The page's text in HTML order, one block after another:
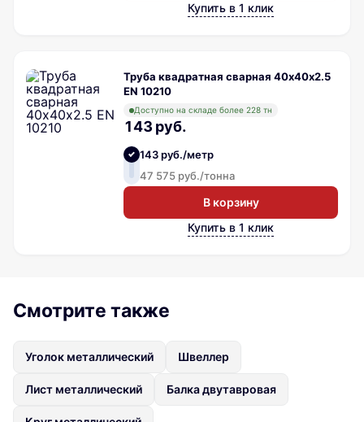
Купить в 1 клик
Труба квадратная сварная 40х40х2.5
EN 10210
Доступно на складе более 228 тн
143 руб.
143 руб./метр
47 575 руб./тонна
В корзину
Купить в 1 клик
Смотрите также
Уголок металлический Швеллер
Лист металлический Балка двутавровая